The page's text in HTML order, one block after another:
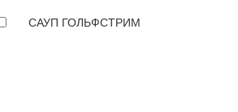
САУП ГОЛЬФСТРИМ